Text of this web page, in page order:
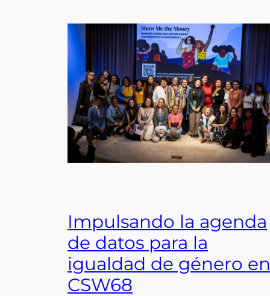
Impulsando la agenda
de datos para la
igualdad de género en
CSW68